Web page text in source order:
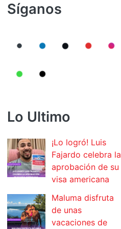
Síganos
Lo Ultimo
¡Lo logró! Luis
Fajardo celebra la
aprobación de su
visa americana
Maluma disfruta
de unas
vacaciones de